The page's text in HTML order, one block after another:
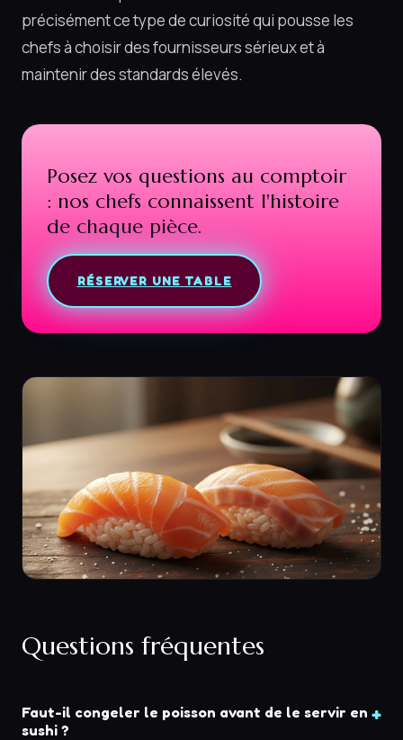
précisément ce type de curiosité qui pousse les
chefs à choisir des fournisseurs sérieux et à
maintenir des standards élevés.
Posez vos questions au comptoir
: nos chefs connaissent l'histoire
de chaque pièce.
RÉSERVER UNE TABLE
Questions fréquentes
Faut-il congeler le poisson avant de le servir en
sushi ?